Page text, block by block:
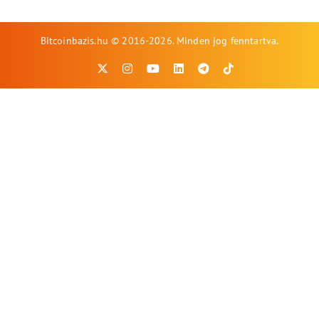
Bitcoinbazis.hu © 2016-2026. Minden jog fenntartva.